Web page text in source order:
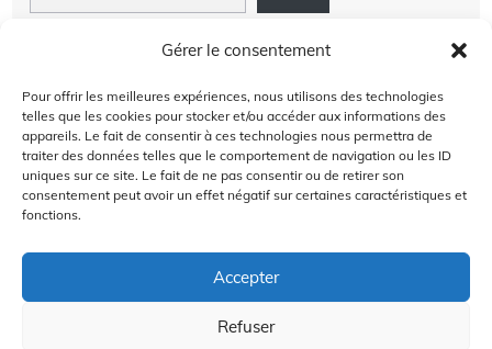
Gérer le consentement
Pour offrir les meilleures expériences, nous utilisons des technologies
telles que les cookies pour stocker et/ou accéder aux informations des
appareils. Le fait de consentir à ces technologies nous permettra de
traiter des données telles que le comportement de navigation ou les ID
uniques sur ce site. Le fait de ne pas consentir ou de retirer son
consentement peut avoir un effet négatif sur certaines caractéristiques et
fonctions.
Accepter
Refuser
À PROPOS DE NOUS
AVIS DE NON-RESPONSABILITÉ
2024 @Copyright by